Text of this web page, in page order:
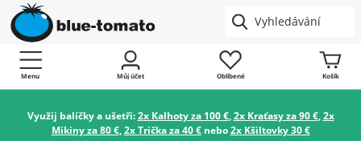
Menu Můj účet Oblíbené Košík
Využij balíčky a ušetři:2x Kalhoty za 100 €,2x Kraťasy za 90 €,2x
Mikiny za 80 €,2x Trička za 40 €nebo2x Kšiltovky 30 €